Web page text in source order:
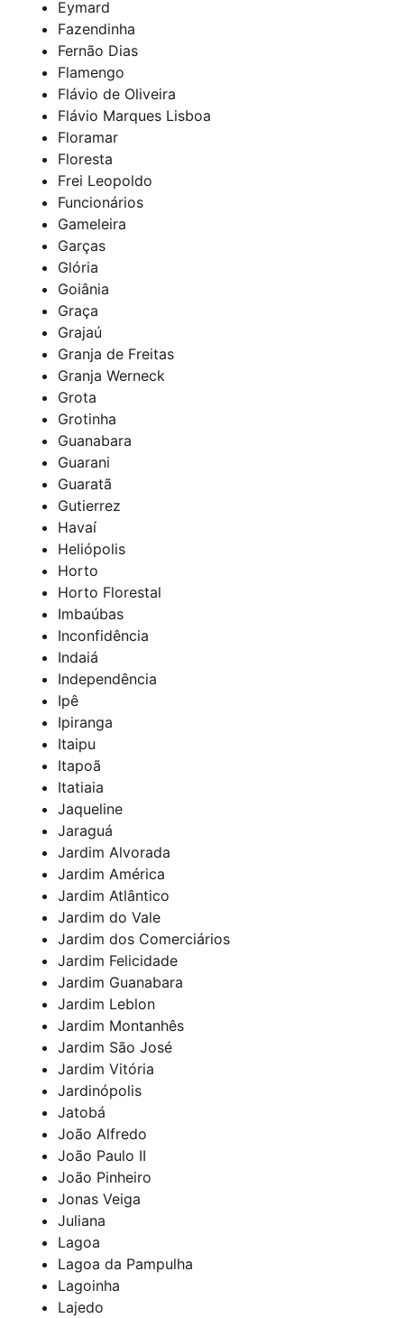
Eymard
Fazendinha
Fernão Dias
Flamengo
Flávio de Oliveira
Flávio Marques Lisboa
Floramar
Floresta
Frei Leopoldo
Funcionários
Gameleira
Garças
Glória
Goiânia
Graça
Grajaú
Granja de Freitas
Granja Werneck
Grota
Grotinha
Guanabara
Guarani
Guaratã
Gutierrez
Havaí
Heliópolis
Horto
Horto Florestal
Imbaúbas
Inconfidência
Indaiá
Independência
Ipê
Ipiranga
Itaipu
Itapoã
Itatiaia
Jaqueline
Jaraguá
Jardim Alvorada
Jardim América
Jardim Atlântico
Jardim do Vale
Jardim dos Comerciários
Jardim Felicidade
Jardim Guanabara
Jardim Leblon
Jardim Montanhês
Jardim São José
Jardim Vitória
Jardinópolis
Jatobá
João Alfredo
João Paulo II
João Pinheiro
Jonas Veiga
Juliana
Lagoa
Lagoa da Pampulha
Lagoinha
Lajedo